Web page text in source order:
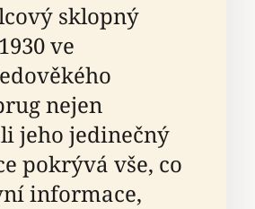
sklopný
ve
nejen
jeho jedinečný
pokrývá vše, co
informace,